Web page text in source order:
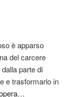
è apparso
del carcere
parte di
e trasformarlo in